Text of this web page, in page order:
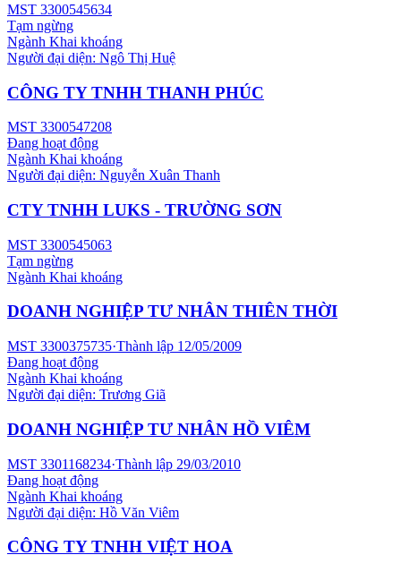
MST 3300545634
Tạm ngừng
Ngành Khai khoáng
Người đại diện: Ngô Thị Huệ
CÔNG TY TNHH THANH PHÚC
MST 3300547208
Đang hoạt động
Ngành Khai khoáng
Người đại diện: Nguyễn Xuân Thanh
CTY TNHH LUKS - TRƯỜNG SƠN
MST 3300545063
Tạm ngừng
Ngành Khai khoáng
DOANH NGHIỆP TƯ NHÂN THIÊN THỜI
MST 3300375735·Thành lập 12/05/2009
Đang hoạt động
Ngành Khai khoáng
Người đại diện: Trương Giã
DOANH NGHIỆP TƯ NHÂN HỒ VIÊM
MST 3301168234·Thành lập 29/03/2010
Đang hoạt động
Ngành Khai khoáng
Người đại diện: Hồ Văn Viêm
CÔNG TY TNHH VIỆT HOA